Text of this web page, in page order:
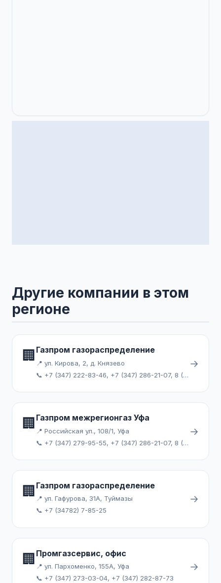
Другие компании в этом
регионе
🏢 Газпром газораспределение
📍 ул. Кирова, 2, д. Князево
📞 +7 (347) 222-83-46, +7 (347) 286-21-07, 8 (800) 347-88-00
→
🏢 Газпром межрегионгаз Уфа
📍 Российская ул., 108/1, Уфа
📞 +7 (347) 279-95-55, +7 (347) 286-21-07, 8 (800) 347-88-00
→
🏢 Газпром газораспределение
📍 ул. Гафурова, 31А, Туймазы
📞 +7 (34782) 7-85-25
→
🏢 Промгазсервис, офис
📍 ул. Пархоменко, 155А, Уфа
📞 +7 (347) 273-03-04, +7 (347) 282-87-73
→